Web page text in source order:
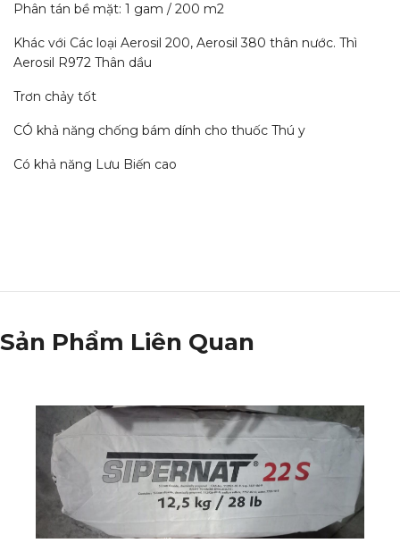
Phân tán bề mặt: 1 gam / 200 m2
Khác với Các loại Aerosil 200, Aerosil 380 thân nước. Thì
Aerosil R972 Thân dầu
Trơn chảy tốt
CÓ khả năng chống bám dính cho thuốc Thú y
Có khả năng Lưu Biến cao
Sản Phẩm Liên Quan